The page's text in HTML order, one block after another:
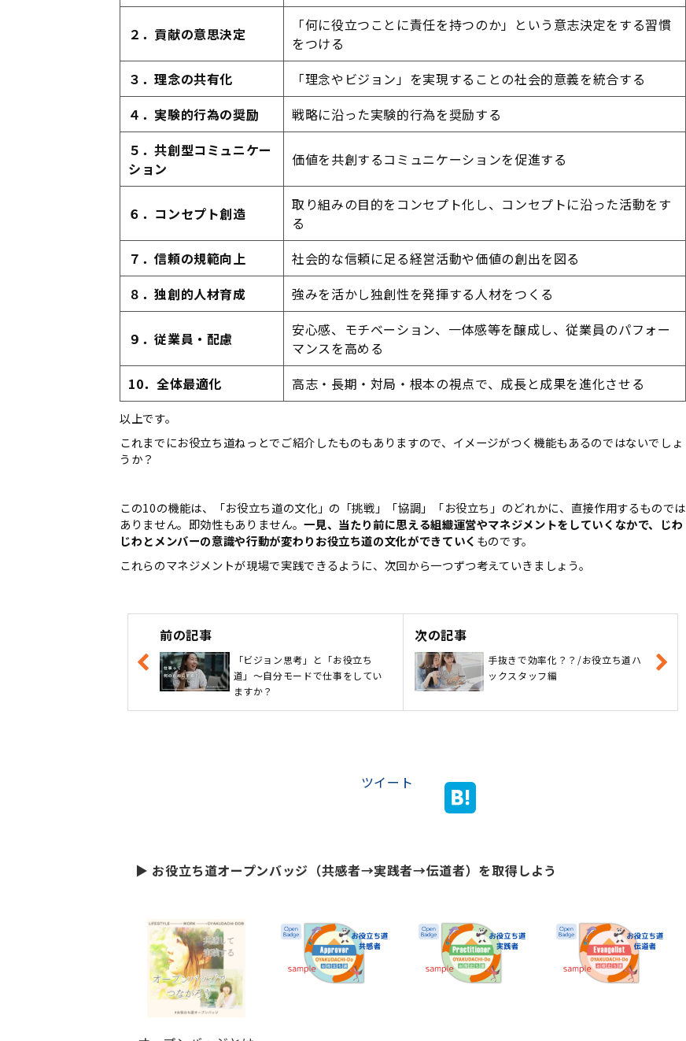
２．貢献の意思決定
「何に役立つことに責任を持つのか」という意志決定をする習慣
をつける
３．理念の共有化
「理念やビジョン」を実現することの社会的意義を統合する
４．実験的行為の奨励
戦略に沿った実験的行為を奨励する
５．共創型コミュニケー
ション
価値を共創するコミュニケーションを促進する
６．コンセプト創造
取り組みの目的をコンセプト化し、コンセプトに沿った活動をす
る
７．信頼の規範向上
社会的な信頼に足る経営活動や価値の創出を図る
８．独創的人材育成
強みを活かし独創性を発揮する人材をつくる
９．従業員・配慮
安心感、モチベーション、一体感等を醸成し、従業員のパフォー
マンスを高める
10．全体最適化
高志・⾧期・対局・根本の視点で、成⾧と成果を進化させる
以上です。
これまでにお役立ち道ねっとでご紹介したものもありますので、イメージがつく機能もあるのではないでしょ
うか？
この10の機能は、「お役立ち道の文化」の「挑戦」「協調」「お役立ち」のどれかに、直接作用するものでは
ありません。即効性もありません。一見、当たり前に思える組織運営やマネジメントをしていくなかで、じわ
じわとメンバーの意識や行動が変わりお役立ち道の文化ができていく ものです。
これらのマネジメントが現場で実践できるように、次回から一つずつ考えていきましょう。
前の記事
「ビジョン思考」と「お役立ち
道」～自分モードで仕事をしてい
ますか？
次の記事
手抜きで効率化？？/お役立ち道ハ
ックスタッフ編
ツイート
▶ お役立ち道オープンバッジ（共感者→実践者→伝道者）を取得しよう